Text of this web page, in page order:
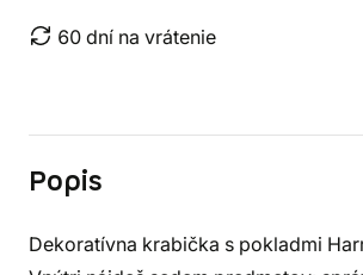
60 dní na vrátenie
Popis
Dekoratívna krabička s pokladmi